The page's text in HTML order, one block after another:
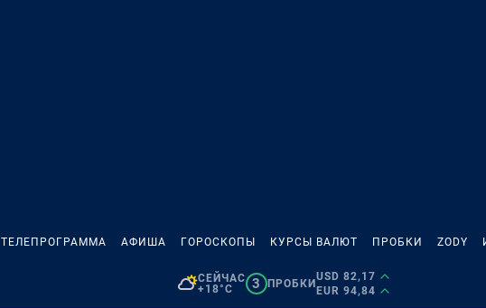
ТЕЛЕПРОГРАММА АФИША ГОРОСКОПЫ КУРСЫ ВАЛЮТ ПРОБКИ ZODY
СЕЙЧАС
+18°C
3 ПРОБКИ
USD 82,17
EUR 94,84